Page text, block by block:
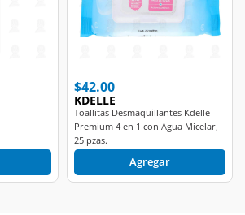
$42.00
KDELLE
Toallitas Desmaquillantes Kdelle
Premium 4 en 1 con Agua Micelar,
25 pzas.
Agregar